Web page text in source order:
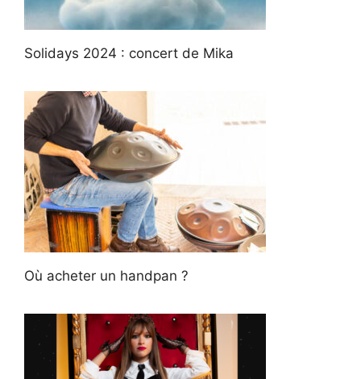
Solidays 2024 : concert de Mika
Où acheter un handpan ?